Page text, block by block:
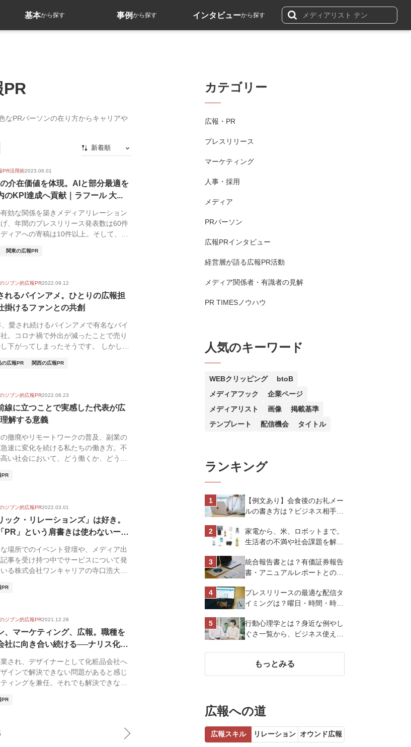
基本から探す 事例から探す インタビューから探す
なPRパーソンの在り方からキャリアや
新着順
最初から
人気順
PR活用術2023.06.01
介在価値を体現。AIと部分最適を
のKPI達成へ貢献｜ラフール 大...
効な関係を築きメディアリレーション
、年間のプレスリリース発表数は60件
ィアへの寄稿は10件以上。そして、営
関東の広報PR
ジブン的広報PR2022.09.12
れるパインアメ。ひとりの広報担
掛けるファンとの共創
愛され続けるパインアメで有名なパイ
。コロナ禍で外出が減ったことで売り
し下がってしまったそうです。 しかし、
の広報PR 関西の広報PR
ジブン的広報PR2022.08.23
線に立つことで実感した代表が広
解する意義
撤廃やリモートワークの普及、副業の
速に変化を続ける私たちの働き方。不
い社会において、どう働くか、どう生
PR
ジブン的広報PR2022.03.01
ック・リレーションズ」は好き。
PR」という肩書きは使わないーワ
場所でのイベント登壇や、メディア出
事を受け持つ中でサービスについて発
る株式会社ワンキャリアの寺口浩大さ
PR
ジブン的広報PR2021.12.28
、マーケティング、広報。職種を
社に向き合い続ける──ナリス化粧
され、デザイナーとして化粧品会社へ
インで解決できない問題があると感じ
ィングを兼任。それでも解決できない
PR
カテゴリー
広報・PR
プレスリリース
マーケティング
人事・採用
メディア
PRパーソン
広報PRインタビュー
経営層が語る広報PR活動
メディア関係者・有識者の見解
PR TIMESノウハウ
人気のキーワード
WEBクリッピング
btoB
メディアフック
企業ページ
メディアリスト
画像
掲載基準
テンプレート
配信機会 タイトル
ランキング
【例文あり】会食後のお礼メー
ルの書き方は？ビジネス相手に
トを解説
家電から、米、ロボットまで。
生活者の不満や社会課題を解決
スオーヤマ株式会社
統合報告書とは？有価証券報告
書・アニュアルレポートとの違
プレスリリースの最適な配信タ
イミングは？曜日・時間・時期
化させよう
行動心理学とは？身近な例やし
ぐさ一覧から、ビジネス使える
もっとみる
広報への道
広報スキル リレーション オウンド広報